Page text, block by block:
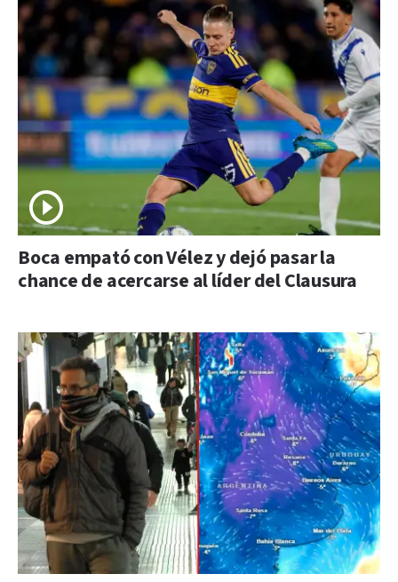
Boca empató con Vélez y dejó pasar la
chance de acercarse al líder del Clausura